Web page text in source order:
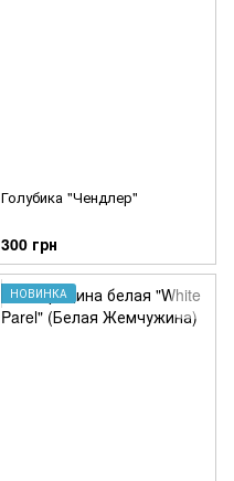
Голубика "Чендлер"
300 грн
НОВИНКА